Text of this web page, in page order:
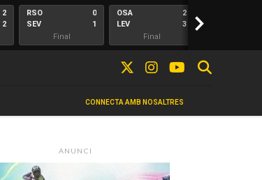
2
2
RSO
SEV
0
1
Final
OSA
LEV
2
3
Final
>
CONNECTA AMB NOSALTRES
ANUNCI